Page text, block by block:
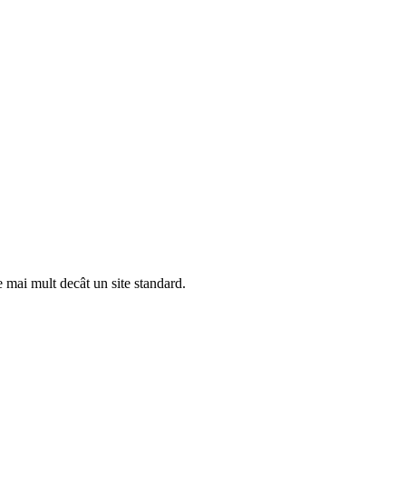
mult decât un site standard.